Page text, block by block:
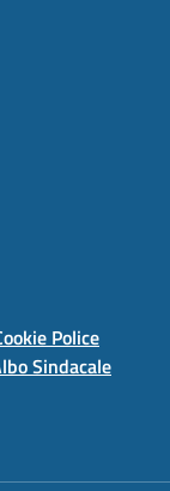
Police
Sindacale